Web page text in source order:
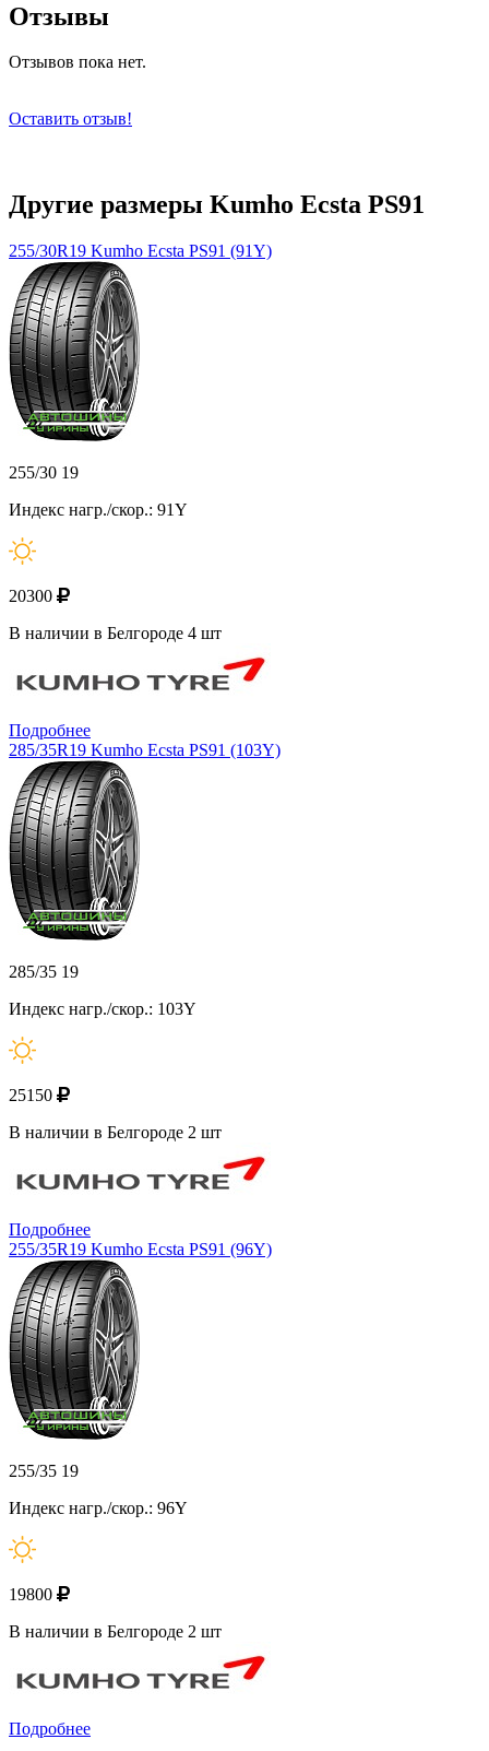
Отзывы
Отзывов пока нет.
Оставить отзыв!
Другие размеры Kumho Ecsta PS91
255/30R19 Kumho Ecsta PS91 (91Y)
255/30 19
Индекс нагр./скор.: 91Y
20300
В наличии в Белгороде 4 шт
Подробнее
285/35R19 Kumho Ecsta PS91 (103Y)
285/35 19
Индекс нагр./скор.: 103Y
25150
В наличии в Белгороде 2 шт
Подробнее
255/35R19 Kumho Ecsta PS91 (96Y)
255/35 19
Индекс нагр./скор.: 96Y
19800
В наличии в Белгороде 2 шт
Подробнее